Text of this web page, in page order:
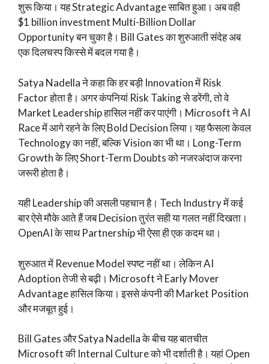
शुरू किया। यह Strategic Advantage साबित हुआ। अब वही
$1 billion investment Multi-Billion Dollar
Opportunity बन चुका है। Bill Gates का शुरुआती संदेह अब
एक दिलचस्प किस्से में बदल गया है।
Satya Nadella ने कहा कि हर बड़ी Innovation में Risk
Factor होता है। अगर कंपनियां Risk Taking से डरेंगी, तो वे
Market Leadership हासिल नहीं कर पाएंगी। Microsoft ने AI
Race में आगे रहने के लिए Bold Decision लिया। यह फैसला केवल
Technology का नहीं, बल्कि Vision का भी था। Long-Term
Growth के लिए Short-Term Doubts को नजरअंदाज करना
जरूरी होता है।
यही Leadership की असली पहचान है। Tech Industry में कई
बार ऐसे मौके आते हैं जब Decision तुरंत सही या गलत नहीं दिखता।
OpenAI के साथ Partnership भी ऐसा ही एक कदम था।
शुरुआत में Revenue Model स्पष्ट नहीं था। लेकिन AI
Adoption तेजी से बढ़ी। Microsoft ने Early Mover
Advantage हासिल किया। इससे कंपनी की Market Position
और मजबूत हुई।
Bill Gates और Satya Nadella के बीच यह बातचीत
Microsoft की Internal Culture को भी दर्शाती है। यहां Open